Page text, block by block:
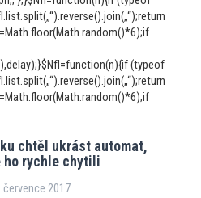
(typeof
chtěl ukrást automat,
rychle chytili
července 2017